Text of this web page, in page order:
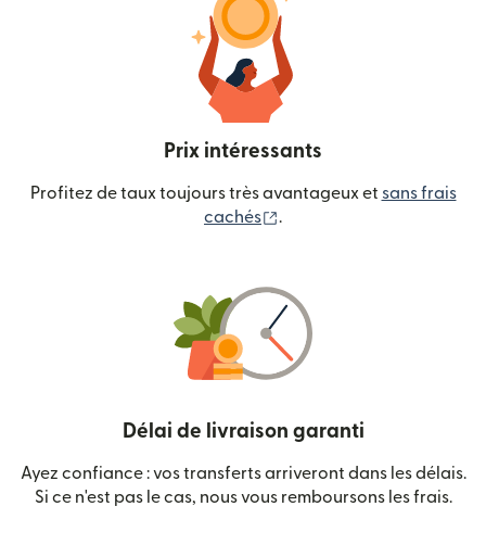
Prix intéressants
Profitez de taux toujours très avantageux et sans frais
cachés
.
Délai de livraison garanti
Ayez confiance : vos transferts arriveront dans les délais.
Si ce n'est pas le cas, nous vous remboursons les frais.